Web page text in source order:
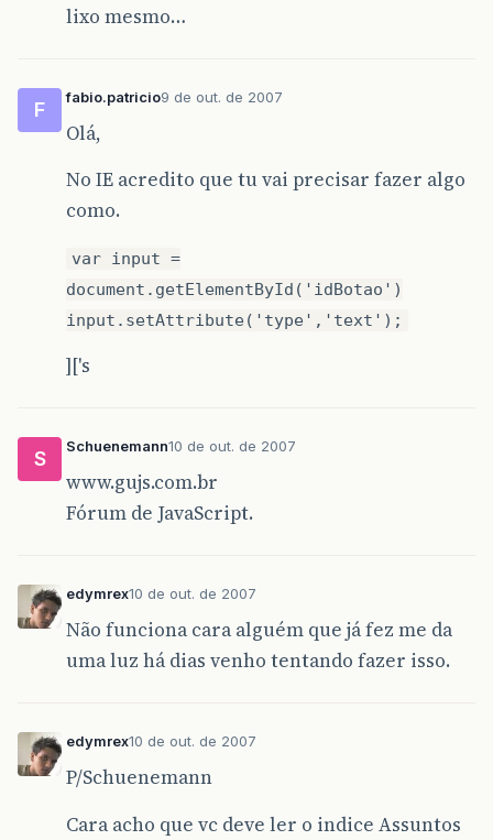
lixo mesmo…
F
fabio.patricio9 de out. de 2007
Olá,
No IE acredito que tu vai precisar fazer algo
como.
var input =
document.getElementById('idBotao')
input.setAttribute('type','text');
]['s
S
Schuenemann10 de out. de 2007
www.gujs.com.br
Fórum de JavaScript.
edymrex10 de out. de 2007
Não funciona cara alguém que já fez me da
uma luz há dias venho tentando fazer isso.
edymrex10 de out. de 2007
P/Schuenemann
Cara acho que vc deve ler o indice Assuntos